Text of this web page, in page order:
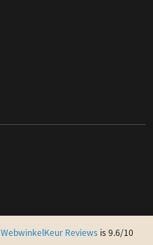
WebwinkelKeur Reviewsis 9.6/10